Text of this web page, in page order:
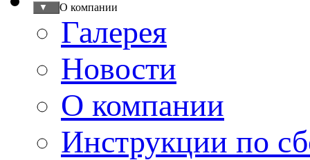
О компании
▼
Галерея
Новости
О компании
Инструкции по